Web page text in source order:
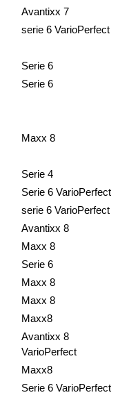
Avantixx 7
serie 6 VarioPerfect
Serie 6
Serie 6
Maxx 8
Serie 4
Serie 6 VarioPerfect
serie 6 VarioPerfect
Avantixx 8
Maxx 8
Serie 6
Maxx 8
Maxx 8
Maxx8
Avantixx 8
VarioPerfect
Maxx8
Serie 6 VarioPerfect